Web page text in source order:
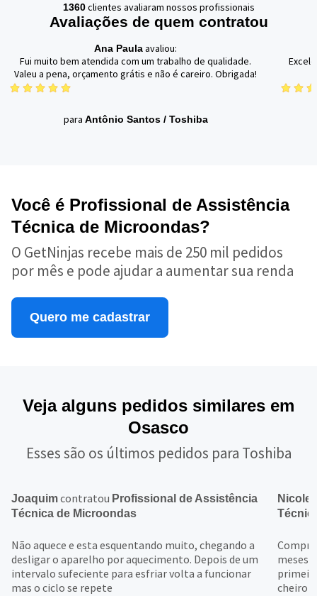
1360clientes avaliaram nossos profissionais
Avaliações de quem contratou
Ana Paulaavaliou:
Fui muito bem atendida com um trabalho de qualidade.
Valeu a pena, orçamento grátis e não é careiro. Obrigada!
para Antônio Santos/ Toshiba
Você é Profissional de Assistência
Técnica de Microondas?
O GetNinjas recebe mais de 250 mil pedidos
por mês e pode ajudar a aumentar sua renda
Quero me cadastrar
Veja alguns pedidos similares em
Osasco
Esses são os últimos pedidos para Toshiba
Joaquimcontratou Profissional de Assistência
Técnica de Microondas
Não aquece e esta esquentando muito, chegando a
desligar o aparelho por aquecimento. Depois de um
intervalo sufeciente para esfriar volta a funcionar
mas o ciclo se repete
Nicole
meses
cheiro